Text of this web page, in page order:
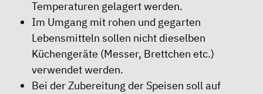
Temperaturen gelagert werden.
Im Umgang mit rohen und gegarten
Lebensmitteln sollen nicht dieselben
Küchengeräte (Messer, Brettchen etc.)
verwendet werden.
Bei der Zubereitung der Speisen soll auf